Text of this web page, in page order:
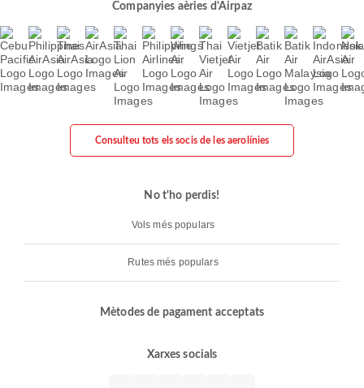
Companyies aèries d'Airpaz
Consulteu tots els socis de les aerolínies
No t'ho perdis!
Vols més populars
Rutes més populars
Mètodes de pagament acceptats
Xarxes socials